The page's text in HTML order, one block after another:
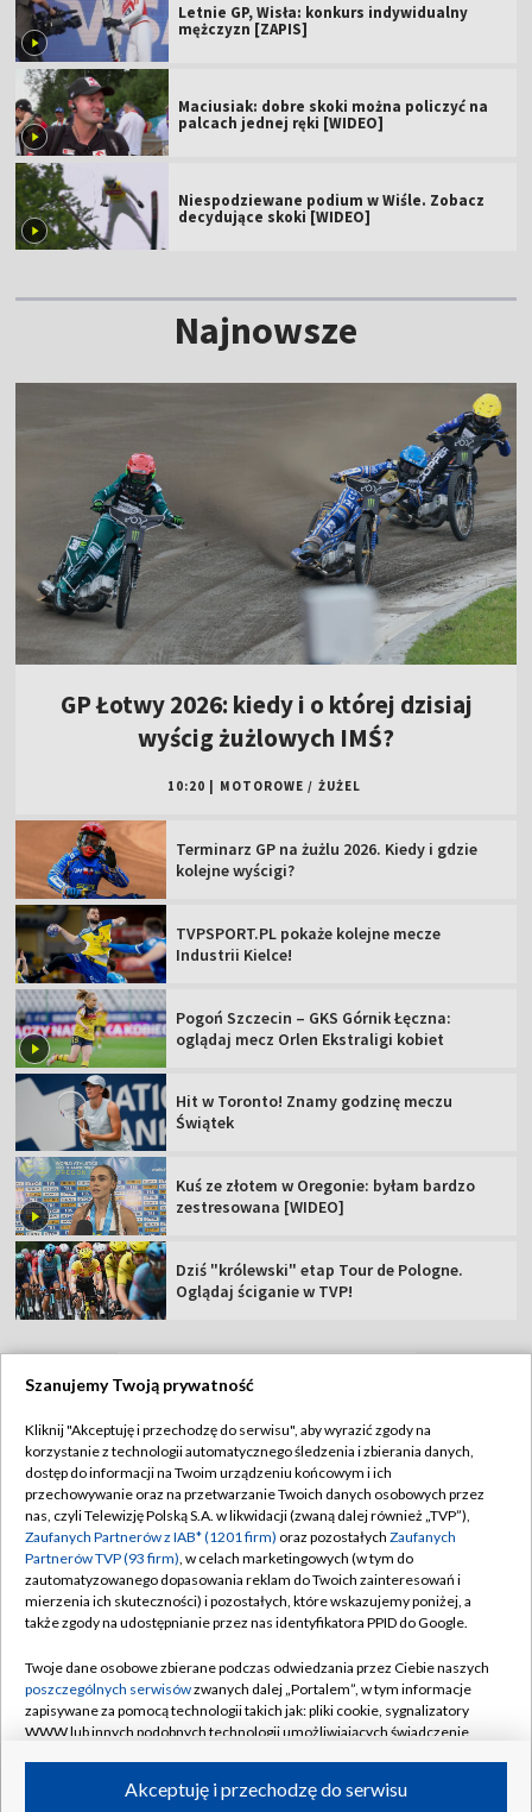
Letnie GP, Wisła: konkurs indywidualny
mężczyzn [ZAPIS]
Maciusiak: dobre skoki można policzyć na
palcach jednej ręki [WIDEO]
Niespodziewane podium w Wiśle. Zobacz
decydujące skoki [WIDEO]
Najnowsze
GP Łotwy 2026: kiedy i o której dzisiaj
wyścig żużlowych IMŚ?
10:20 MOTOROWE / ŻUŻEL
Terminarz GP na żużlu 2026. Kiedy i gdzie
kolejne wyścigi?
TVPSPORT.PL pokaże kolejne mecze
Industrii Kielce!
Pogoń Szczecin – GKS Górnik Łęczna:
oglądaj mecz Orlen Ekstraligi kobiet
Hit w Toronto! Znamy godzinę meczu
Świątek
Kuś ze złotem w Oregonie: byłam bardzo
zestresowana [WIDEO]
Dziś "królewski" etap Tour de Pologne.
Oglądaj ściganie w TVP!
Abonament TVP
Sklep TVP
Biuro Reklamy
Oferta Handlowa
Telegazeta ogłoszenia
Rada Programowa
Ogłoszenia przetargowe
Akademia Telewizyjna
Informacje o nadawcy
Regulamin TVP
Polityka prywatności
Moje zgody
Biuro reklamy
Kontakt
Kanały
©2026 Telewizja Polska Spółka Akcyjna w likwidacji
Szanujemy Twoją prywatność
Kliknij "Akceptuję i przechodzę do serwisu", aby wyrazić zgody na
korzystanie z technologii automatycznego śledzenia i zbierania danych,
dostęp do informacji na Twoim urządzeniu końcowym i ich
przechowywanie oraz na przetwarzanie Twoich danych osobowych przez
nas, czyli Telewizję Polską S.A. w likwidacji (zwaną dalej również „TVP”),
Zaufanych Partnerów z IAB* (1201 firm) oraz pozostałych Zaufanych
Partnerów TVP (93 firm), w celach marketingowych (w tym do
zautomatyzowanego dopasowania reklam do Twoich zainteresowań i
mierzenia ich skuteczności) i pozostałych, które wskazujemy poniżej, a
także zgody na udostępnianie przez nas identyfikatora PPID do Google.
Twoje dane osobowe zbierane podczas odwiedzania przez Ciebie naszych
poszczególnych serwisówzwanych dalej „Portalem”, w tym informacje
zapisywane za pomocą technologii takich jak: pliki cookie, sygnalizatory
WWW lub innych podobnych technologii umożliwiających świadczenie
ruchu w Internecie.Akceptuję i przechodzę do serwisu